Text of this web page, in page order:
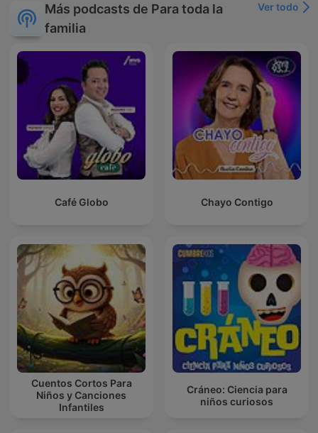
Más podcasts de Para toda la
familia
Ver todo
Café Globo Chayo Contigo
Cuentos Cortos Para
Niños y Canciones
Infantiles
Cráneo: Ciencia para
niños curiosos